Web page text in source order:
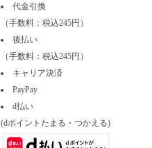
代金引換
（手数料：税込245円）
後払い
（手数料：税込245円）
キャリア決済
PayPay
d払い
(dポイントたまる・つかえる)